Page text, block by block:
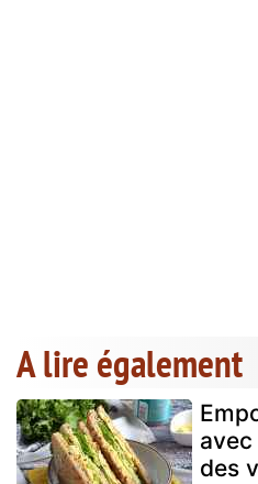
A lire également
des